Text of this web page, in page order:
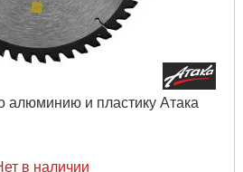
алюминию и пластику Атака
в наличии